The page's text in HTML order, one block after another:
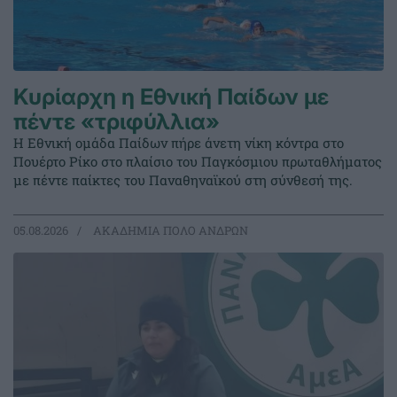
Κυρίαρχη η Εθνική Παίδων με
πέντε «τριφύλλια»
Η Εθνική ομάδα Παίδων πήρε άνετη νίκη κόντρα στο
Πουέρτο Ρίκο στο πλαίσιο του Παγκόσμιου πρωταθλήματος
με πέντε παίκτες του Παναθηναϊκού στη σύνθεσή της.
05.08.2026 ΑΚΑΔΗΜΙΑ ΠΟΛΟ ΑΝΔΡΩΝ